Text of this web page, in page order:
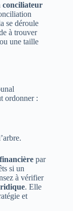
conciliateur
se déroule
à trouver
une taille
ordonner :
par
si un
à vérifier
. Elle
et